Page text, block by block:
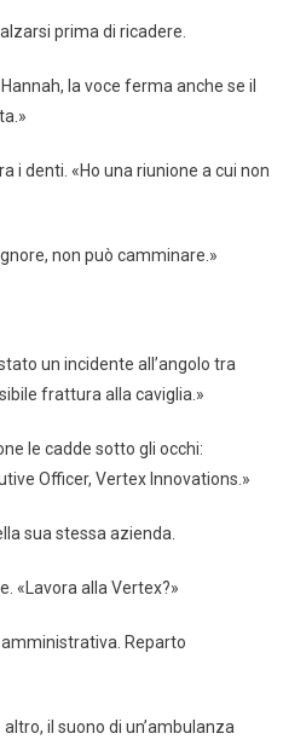
prima di ricadere.
la voce ferma anche se il
i denti. «Ho una riunione a cui non
non può camminare.»
un incidente all’angolo tra
frattura alla caviglia.»
le cadde sotto gli occhi:
Officer, Vertex Innovations.»
sua stessa azienda.
«Lavora alla Vertex?»
Reparto
il suono di un’ambulanza